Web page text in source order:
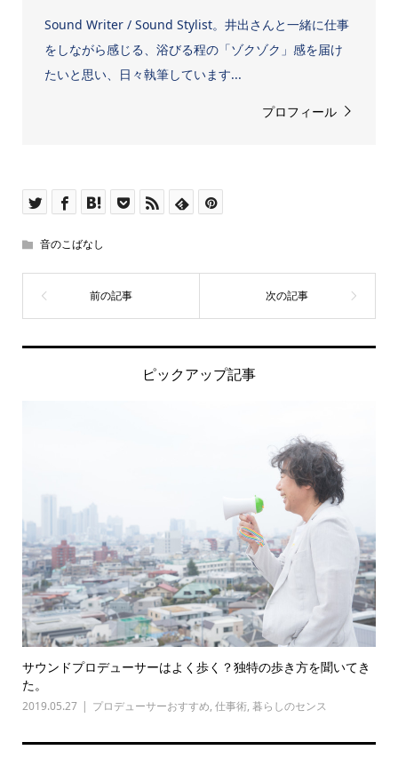
Sound Writer / Sound Stylist。井出さんと一緒に仕事
をしながら感じる、浴びる程の「ゾクゾク」感を届け
たいと思い、日々執筆しています...
プロフィール
音のこばなし
ピックアップ記事
サウンドプロデューサーはよく歩く？独特の歩き方を聞いてき
た。
2019.05.27 プロデューサーおすすめ, 仕事術, 暮らしのセンス